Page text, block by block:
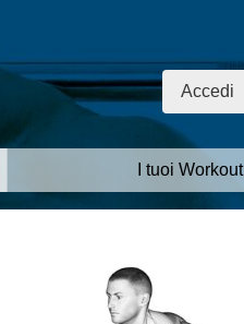
Accedi
I tuoi Workout